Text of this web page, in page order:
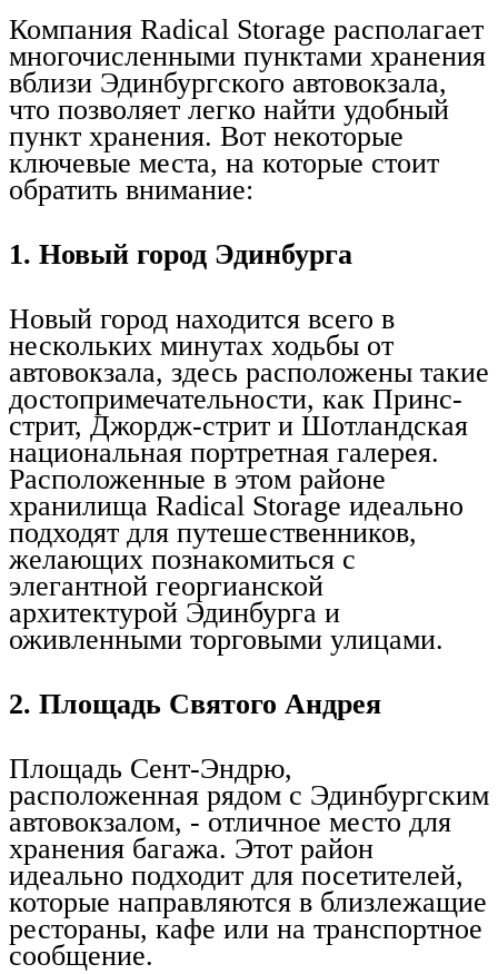
Компания Radical Storage располагает
многочисленными пунктами хранения
вблизи Эдинбургского автовокзала,
что позволяет легко найти удобный
пункт хранения. Вот некоторые
ключевые места, на которые стоит
обратить внимание:
1. Новый город Эдинбурга
Новый город находится всего в
нескольких минутах ходьбы от
автовокзала, здесь расположены такие
достопримечательности, как Принс-
стрит, Джордж-стрит и Шотландская
национальная портретная галерея.
Расположенные в этом районе
хранилища Radical Storage идеально
подходят для путешественников,
желающих познакомиться с
элегантной георгианской
архитектурой Эдинбурга и
оживленными торговыми улицами.
2. Площадь Святого Андрея
Площадь Сент-Эндрю,
расположенная рядом с Эдинбургским
автовокзалом, - отличное место для
хранения багажа. Этот район
идеально подходит для посетителей,
которые направляются в близлежащие
рестораны, кафе или на транспортное
сообщение.